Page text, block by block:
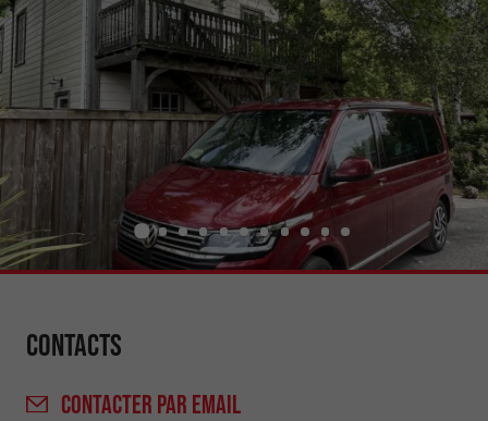
Contacts
CONTACTER PAR EMAIL